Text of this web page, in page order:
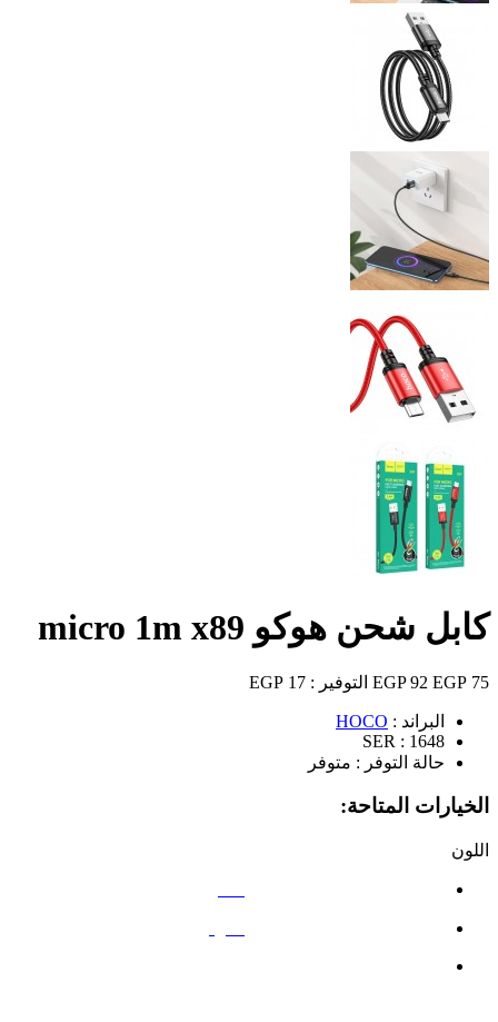
كابل شحن هوكو micro 1m x89
75 EGP
92 EGP التوفير : 17 EGP
البراند : HOCO
SER : 1648
حالة التوفر : متوفر
الخيارات المتاحة:
اللون